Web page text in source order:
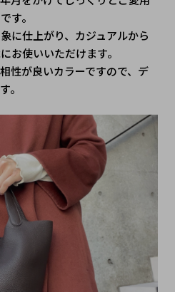
す。
に仕上がり、カジュアルから
お使いいただけます。
性が良いカラーですので、デ
。